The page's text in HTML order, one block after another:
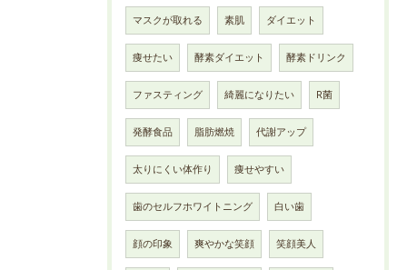
マスクが取れる 素肌 ダイエット
痩せたい 酵素ダイエット 酵素ドリンク
ファスティング 綺麗になりたい R菌
発酵食品 脂肪燃焼 代謝アップ
太りにくい体作り 痩せやすい
歯のセルフホワイトニング 白い歯
顔の印象 爽やかな笑顔 笑顔美人